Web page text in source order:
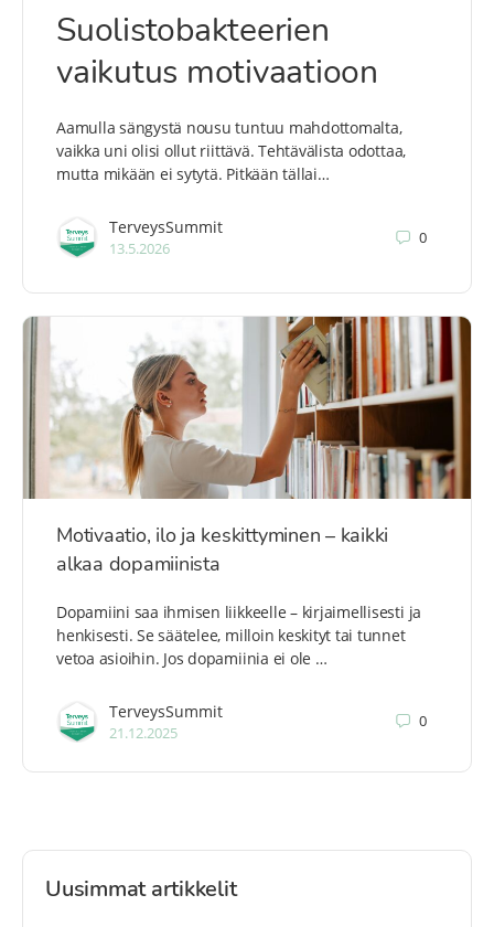
Suolistobakteerien
vaikutus motivaatioon
Aamulla sängystä nousu tuntuu mahdottomalta,
vaikka uni olisi ollut riittävä. Tehtävälista odottaa,
mutta mikään ei sytytä. Pitkään tällai…
TerveysSummit
13.5.2026
0
Motivaatio, ilo ja keskittyminen – kaikki
alkaa dopamiinista
Dopamiini saa ihmisen liikkeelle – kirjaimellisesti ja
henkisesti. Se säätelee, milloin keskityt tai tunnet
vetoa asioihin. Jos dopamiinia ei ole …
TerveysSummit
21.12.2025
0
Uusimmat artikkelit